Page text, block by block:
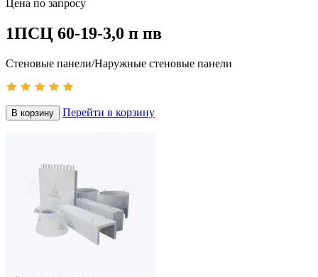
Цена по запросу
1ПСЦ 60-19-3,0 п пв
Стеновые панели/Наружные стеновые панели
В корзину Перейти в корзину